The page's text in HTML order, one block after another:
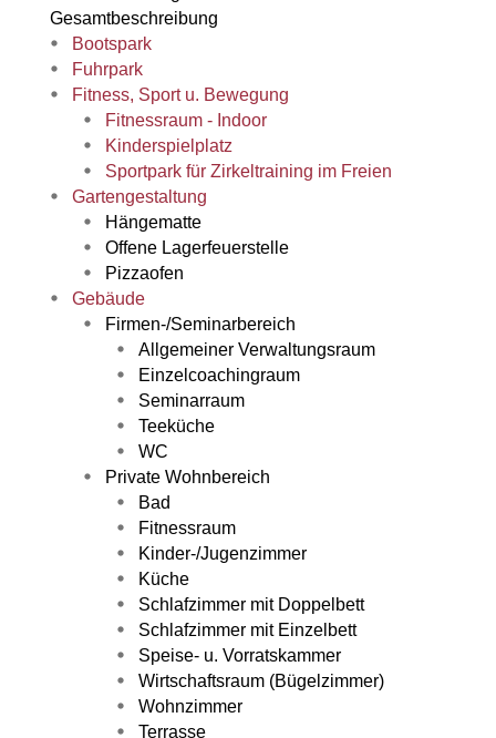
Gesamtbeschreibung
Bootspark
Fuhrpark
Fitness, Sport u. Bewegung
Fitnessraum - Indoor
Kinderspielplatz
Sportpark für Zirkeltraining im Freien
Gartengestaltung
Hängematte
Offene Lagerfeuerstelle
Pizzaofen
Gebäude
Firmen-/Seminarbereich
Allgemeiner Verwaltungsraum
Einzelcoachingraum
Seminarraum
Teeküche
WC
Private Wohnbereich
Bad
Fitnessraum
Kinder-/Jugenzimmer
Küche
Schlafzimmer mit Doppelbett
Schlafzimmer mit Einzelbett
Speise- u. Vorratskammer
Wirtschaftsraum (Bügelzimmer)
Wohnzimmer
Terrasse